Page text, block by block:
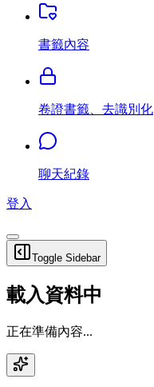
書籤內容
卷證書籤、去識別化
聊天紀錄
登入
Toggle Sidebar
載入資料中
正在準備內容...